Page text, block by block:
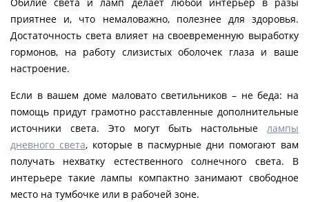
Обилие света и ламп делает любой интерьер в разы
приятнее и, что немаловажно, полезнее для здоровья.
Достаточность света влияет на своевременную выработку
гормонов, на работу слизистых оболочек глаза и ваше
настроение.
Если в вашем доме маловато светильников – не беда: на
помощь придут грамотно расставленные дополнительные
источники света. Это могут быть настольные лампы
дневного света, которые в пасмурные дни помогают вам
получать нехватку естественного солнечного света. В
интерьере такие лампы компактно занимают свободное
место на тумбочке или в рабочей зоне.